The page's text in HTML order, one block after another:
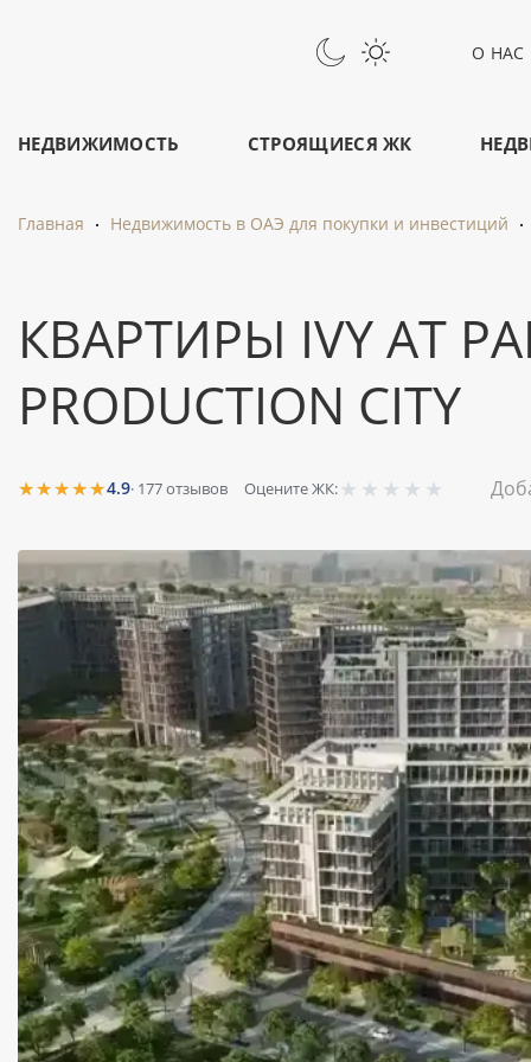
О НАС
НЕДВИЖИМОСТЬ СТРОЯЩИЕСЯ ЖК
Главная Недвижимость в ОАЭ для покупки и инвестиций
КВАРТИРЫ IVY AT
PRODUCTION CITY
★★★★★4.9· 177отзывов Оцените ЖК:★ ★ ★ ★ ★